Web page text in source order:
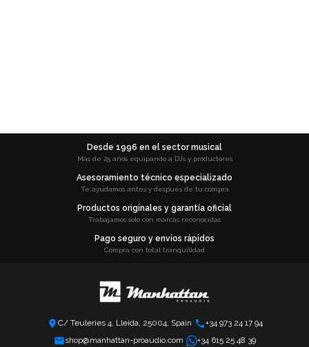
Desde 1996 en el sector musical
Más de 25 años equipando a DJs y productores
Asesoramiento técnico especializado
Te ayudamos antes y después de tu compra
Productos originales y garantía oficial
Trabajamos solo con marcas reconocidas
Pago seguro y envíos rápidos
Compra con total tranquilidad
C/ Teuleries 4, Lleida, 25004, Spain
+34 973 24 17 94
shop@manhattan-proaudio.com
+34 615 25 48 39